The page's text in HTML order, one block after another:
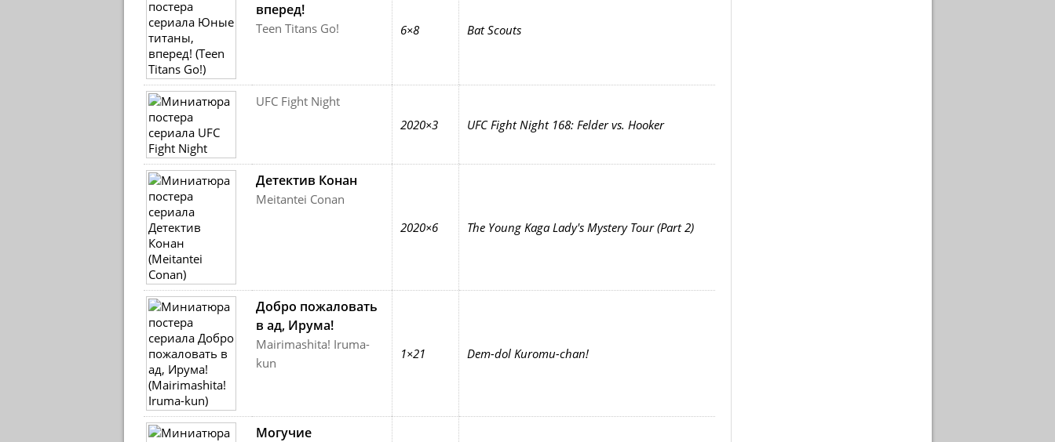
вперед!
Teen Titans Go! 6×8 Bat Scouts
UFC Fight Night
2020×3
UFC Fight Night 168: Felder vs. Hooker
Детектив Конан
Meitantei Conan
2020×6
The Young Kaga Lady's Mystery Tour (Part 2)
Добро пожаловать
в ад, Ирума!
Mairimashita! Iruma-
kun
1×21 Dem-dol Kuromu-chan!
Могучие